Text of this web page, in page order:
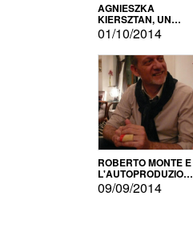
AGNIESZKA
KIERSZTAN, UN
MODELLO DI
AUTOPRODUZIONE
01/10/2014
ROBERTO MONTE E
L'AUTOPRODUZIONE
CON IL CENSIMENTO
09/09/2014